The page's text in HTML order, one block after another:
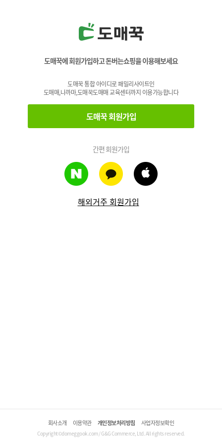
도매꾹에 회원가입하고 돈버는쇼핑을 이용해보세요
도매꾹 통합 아이디로 패밀리사이트인
도매매,나까마,도매꾹도매매 교육센터까지 이용가능합니다
도매꾹 회원가입
간편 회원가입
해외거주 회원가입
회사소개 이용약관 개인정보처리방침 사업자정보확인
Copyright©domeggook.com / G&G Commerce, Ltd. All rights reserved.